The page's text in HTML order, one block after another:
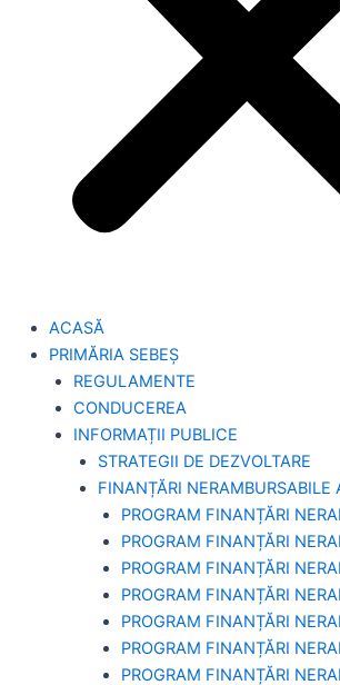
ACASĂ
PRIMĂRIA SEBEȘ
REGULAMENTE
CONDUCEREA
INFORMAȚII PUBLICE
STRATEGII DE DEZVOLTARE
FINANȚĂRI NERAMBURSABILE
PROGRAM FINANȚĂRI
PROGRAM FINANȚĂRI
PROGRAM FINANȚĂRI
PROGRAM FINANȚĂRI
PROGRAM FINANȚĂRI
PROGRAM FINANȚĂRI
PROGRAM FINANȚĂRI